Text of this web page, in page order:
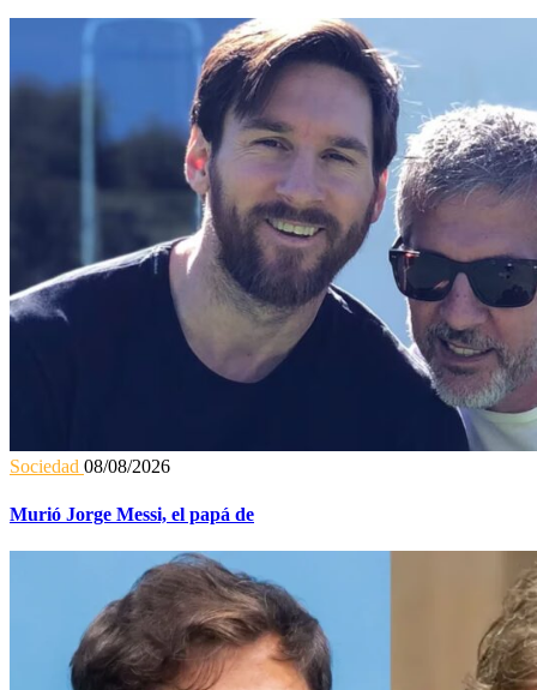
Sociedad 08/08/2026
Murió Jorge Messi, el papá de